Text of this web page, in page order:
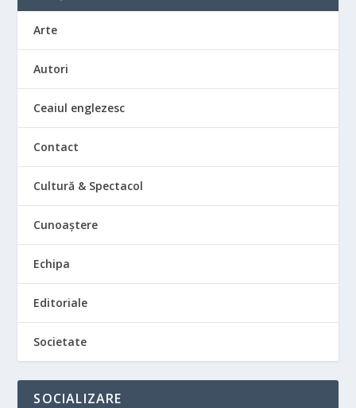
Arte
Autori
Ceaiul englezesc
Contact
Cultură & Spectacol
Cunoaștere
Echipa
Editoriale
Societate
SOCIALIZARE